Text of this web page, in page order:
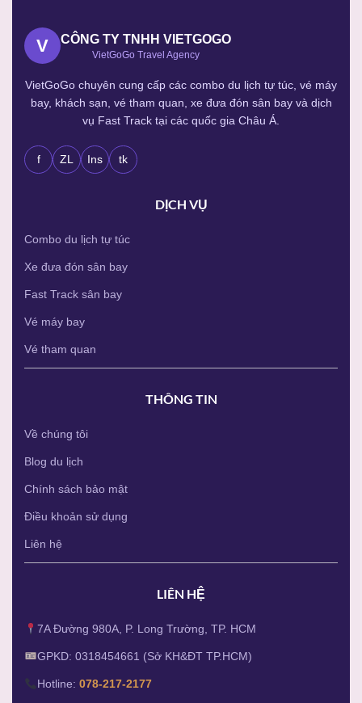
V CÔNG TY TNHH VIETGOGO
VietGoGo Travel Agency
VietGoGo chuyên cung cấp các combo du lịch tự túc, vé máy
bay, khách sạn, vé tham quan, xe đưa đón sân bay và dịch
vụ Fast Track tại các quốc gia Châu Á.
f ZL Ins tk
DỊCH VỤ
Combo du lịch tự túc
Xe đưa đón sân bay
Fast Track sân bay
Vé máy bay
Vé tham quan
THÔNG TIN
Về chúng tôi
Blog du lịch
Chính sách bảo mật
Điều khoản sử dụng
Liên hệ
LIÊN HỆ
7A Đường 980A, P. Long Trường, TP. HCM
GPKD: 0318454661 (Sở KH&ĐT TP.HCM)
Hotline: 078-217-2177